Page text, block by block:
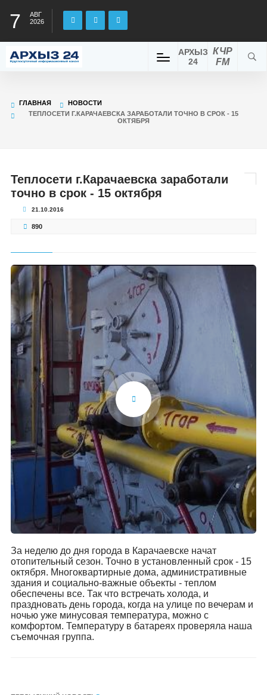
7
АВГ
2026
КЧР
FM
АРХЫЗ
24
ГЛАВНАЯ
НОВОСТИ
ТЕПЛОСЕТИ Г.КАРАЧАЕВСКА ЗАРАБОТАЛИ ТОЧНО В СРОК - 15
ОКТЯБРЯ
Теплосети г.Карачаевска заработали
точно в срок - 15 октября
21.10.2016
890
За неделю до дня города в Карачаевске начат
отопительный сезон. Точно в установленный срок - 15
октября. Многоквартирные дома, административные
здания и социально-важные объекты - теплом
обеспечены все. Так что встречать холода, и
праздновать день города, когда на улице по вечерам и
ночью уже минусовая температура, можно с
комфортом. Температуру в батареях проверяла наша
съемочная группа.